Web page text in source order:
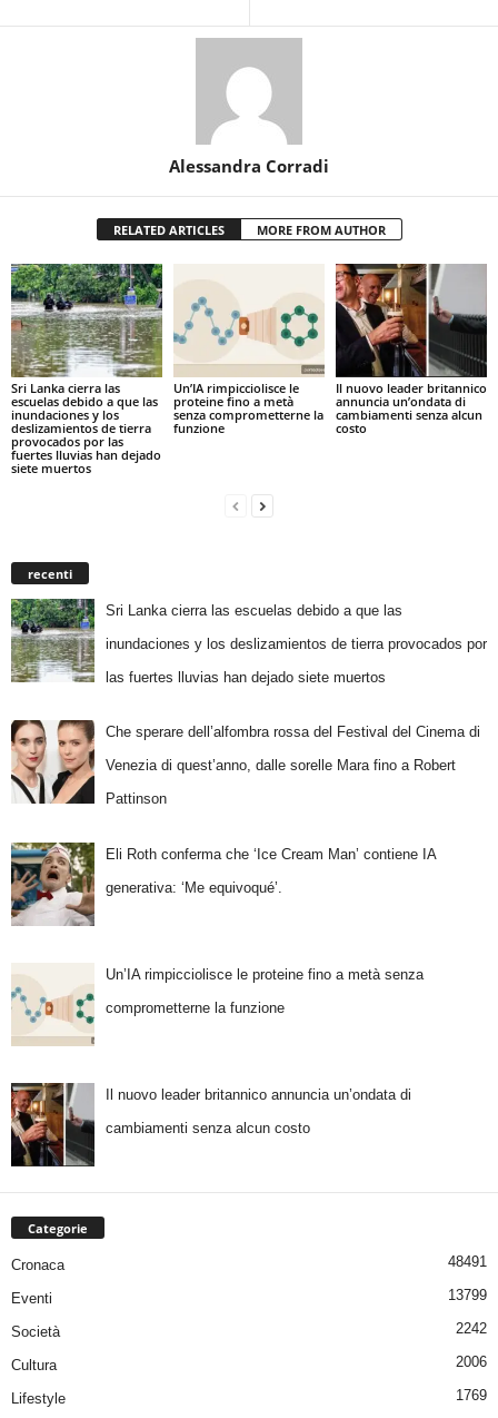
Alessandra Corradi
RELATED ARTICLES MORE FROM AUTHOR
Sri Lanka cierra las
escuelas debido a que las
inundaciones y los
deslizamientos de tierra
provocados por las
fuertes lluvias han dejado
siete muertos
Un’IA rimpicciolisce le
proteine fino a metà
senza comprometterne la
funzione
Il nuovo leader britannico
annuncia un’ondata di
cambiamenti senza alcun
costo
recenti
Sri Lanka cierra las escuelas debido a que las
inundaciones y los deslizamientos de tierra provocados por
las fuertes lluvias han dejado siete muertos
Che sperare dell’alfombra rossa del Festival del Cinema di
Venezia di quest’anno, dalle sorelle Mara fino a Robert
Pattinson
Eli Roth conferma che ‘Ice Cream Man’ contiene IA
generativa: ‘Me equivoqué’.
Un’IA rimpicciolisce le proteine fino a metà senza
comprometterne la funzione
Il nuovo leader britannico annuncia un’ondata di
cambiamenti senza alcun costo
Categorie
Cronaca 48491
Eventi 13799
Società 2242
Cultura 2006
Lifestyle 1769